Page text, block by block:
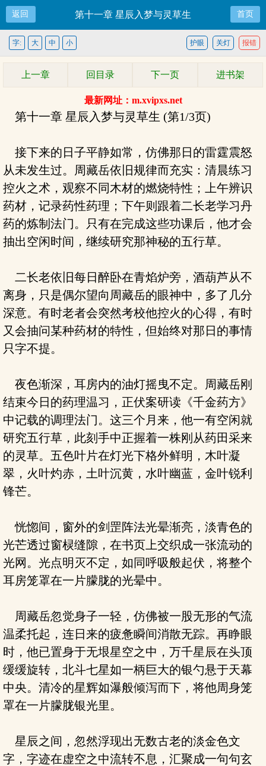
返回 第十一章 星辰入梦与灵草生 首页
报错
关灯
护眼
字: 大 中 小
上一章 回目录 下一页 进书架
最新网址：m.xvipxs.net
第十一章 星辰入梦与灵草生 (第1/3页)
接下来的日子平静如常，仿佛那日的雷霆震怒
从未发生过。周藏岳依旧规律而充实：清晨练习
控火之术，观察不同木材的燃烧特性；上午辨识
药材，记录药性药理；下午则跟着二长老学习丹
药的炼制法门。只有在完成这些功课后，他才会
抽出空闲时间，继续研究那神秘的五行草。
二长老依旧每日醉卧在青焰炉旁，酒葫芦从不
离身，只是偶尔望向周藏岳的眼神中，多了几分
深意。有时老者会突然考校他控火的心得，有时
又会抽问某种药材的特性，但始终对那日的事情
只字不提。
夜色渐深，耳房内的油灯摇曳不定。周藏岳刚
结束今日的药理温习，正伏案研读《千金药方》
中记载的调理法门。这三个月来，他一有空闲就
研究五行草，此刻手中正握着一株刚从药田采来
的灵草。五色叶片在灯光下格外鲜明，木叶凝
翠，火叶灼赤，土叶沉黄，水叶幽蓝，金叶锐利
锋芒。
恍惚间，窗外的剑罡阵法光晕渐亮，淡青色的
光芒透过窗棂缝隙，在书页上交织成一张流动的
光网。光点明灭不定，如同呼吸般起伏，将整个
耳房笼罩在一片朦胧的光晕中。
周藏岳忽觉身子一轻，仿佛被一股无形的气流
温柔托起，连日来的疲惫瞬间消散无踪。再睁眼
时，他已置身于无垠星空之中，万千星辰在头顶
缓缓旋转，北斗七星如一柄巨大的银勺悬于天幕
中央。清冷的星辉如瀑般倾泻而下，将他周身笼
罩在一片朦胧银光里。
星辰之间，忽然浮现出无数古老的淡金色文
字，字迹在虚空之中流转不息，汇聚成一句句玄